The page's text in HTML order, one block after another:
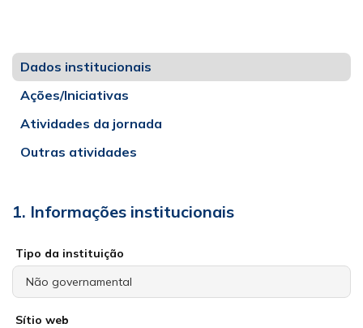
Dados institucionais
Ações/Iniciativas
Atividades da jornada
Outras atividades
1. Informações institucionais
Tipo da instituição
Sítio web